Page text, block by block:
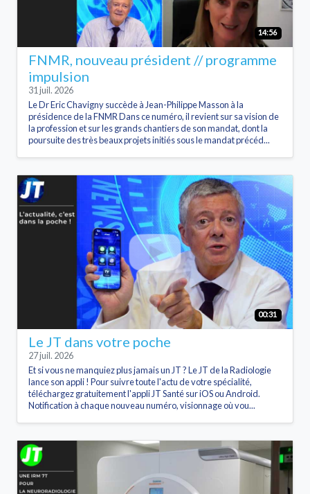
14:56
FNMR, nouveau président // programme
impulsion
31 juil. 2026
Le Dr Eric Chavigny succède à Jean-Philippe Masson à la
présidence de la FNMR Dans ce numéro, il revient sur sa vision de
la profession et sur les grands chantiers de son mandat, dont la
poursuite des très beaux projets initiés sous le mandat précéd...
00:31
Le JT dans votre poche
27 juil. 2026
Et si vous ne manquiez plus jamais un JT ? Le JT de la Radiologie
lance son appli ! Pour suivre toute l'actu de votre spécialité,
téléchargez gratuitement l'appli JT Santé sur iOS ou Android.
Notification à chaque nouveau numéro, visionnage où vou...